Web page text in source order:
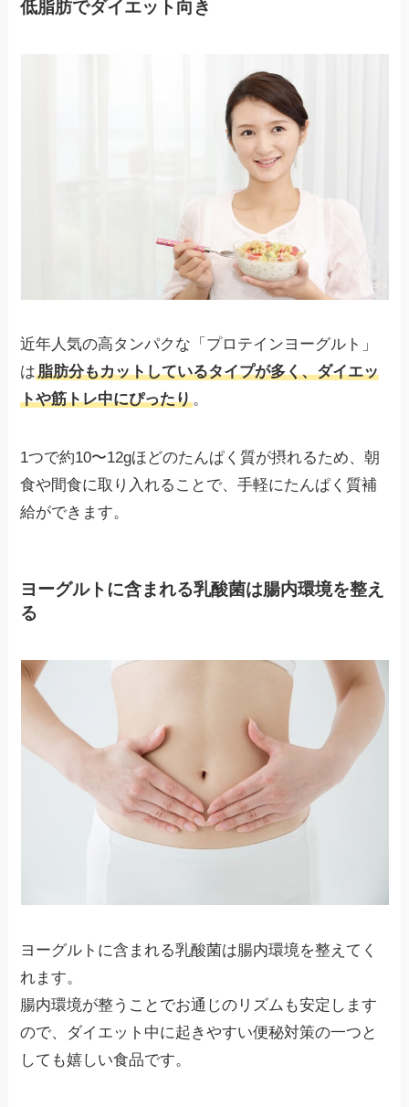
低脂肪でダイエット向き
近年人気の高タンパクな「プロテインヨーグルト」
は脂肪分もカットしているタイプが多く、ダイエッ
トや筋トレ中にぴったり。
1つで約10〜12gほどのたんぱく質が摂れるため、朝
食や間食に取り入れることで、手軽にたんぱく質補
給ができます。
ヨーグルトに含まれる乳酸菌は腸内環境を整え
る
ヨーグルトに含まれる乳酸菌は腸内環境を整えてく
れます。
腸内環境が整うことでお通じのリズムも安定します
ので、ダイエット中に起きやすい便秘対策の一つと
しても嬉しい食品です。